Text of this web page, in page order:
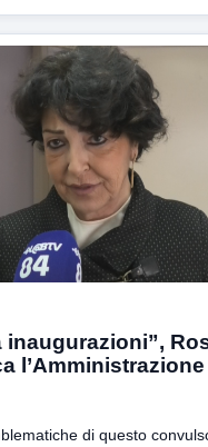
inaugurazioni”,
l’Amministrazione
di questo